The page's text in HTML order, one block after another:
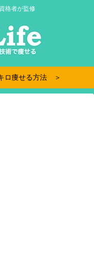
格者が監修
ロ痩せる方法 ＞